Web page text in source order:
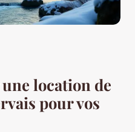
location de
pour vos